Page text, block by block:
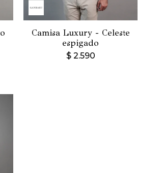
Camisa Luxury - Celeste
espigado
$ 2.590